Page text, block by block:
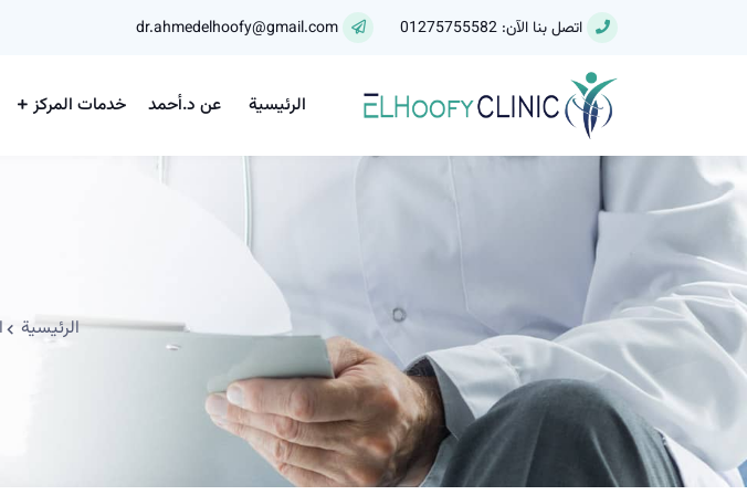
اتصل بنا الآن: 01275755582 dr.ahmedelhoofy@gmail.com
الرئيسية عن د.أحمد خدمات المركز
الرئيسية